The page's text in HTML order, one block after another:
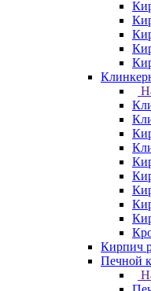
Кирпич
Печной